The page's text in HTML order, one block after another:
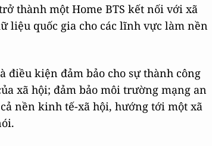
thành một Home BTS kết nối với xã
liệu quốc gia cho các lĩnh vực làm nền
điều kiện đảm bảo cho sự thành công
xã hội; đảm bảo môi trường mạng an
nền kinh tế-xã hội, hướng tới một xã